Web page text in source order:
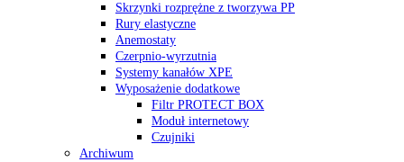
Skrzynki rozprężne z tworzywa PP
Rury elastyczne
Anemostaty
Czerpnio-wyrzutnia
Systemy kanałów XPE
Wyposażenie dodatkowe
Filtr PROTECT BOX
Moduł internetowy
Czujniki
Archiwum